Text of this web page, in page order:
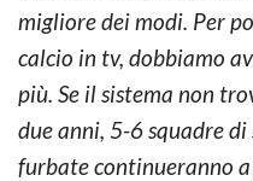
migliore dei modi. Per
calcio in tv, dobbiamo
più. Se il sistema non
due anni, 5-6 squadre
furbate continueranno